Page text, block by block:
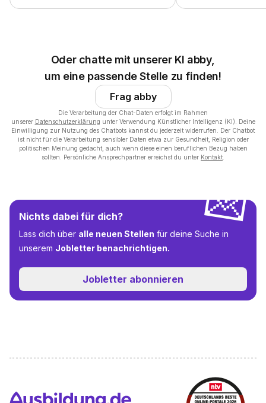
Oder chatte mit unserer KI abby,
um eine passende Stelle zu finden!
Frag abby
Die Verarbeitung der Chat-Daten erfolgt im Rahmen
unserer Datenschutzerklärung unter Verwendung Künstlicher Intelligenz (KI). Deine
Einwilligung zur Nutzung des Chatbots kannst du jederzeit widerrufen. Der Chatbot
ist nicht für die Verarbeitung sensibler Daten etwa zur Gesundheit, Religion oder
politischen Meinung gedacht, auch wenn diese einen beruflichen Bezug haben
sollten. Persönliche Ansprechpartner erreichst du unter Kontakt
💌
Nichts dabei für dich?
Lass dich über alle neuen Stellen für deine Suche in
unserem Jobletter benachrichtigen.
Jobletter abonnieren